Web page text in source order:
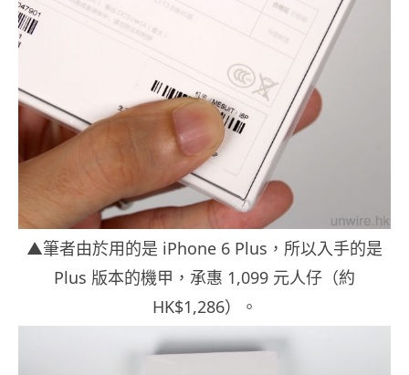
▲筆者由於用的是 iPhone 6 Plus，所以入手的是
Plus 版本的機甲，承惠 1,099 元人仔（約
HK$1,286）。